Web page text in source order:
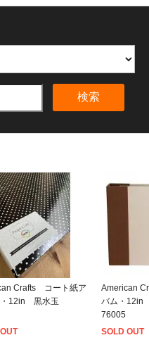
検索
Crafts コート紙ア
・12in 黒水玉
American
バム・
76005
SOLD OUT